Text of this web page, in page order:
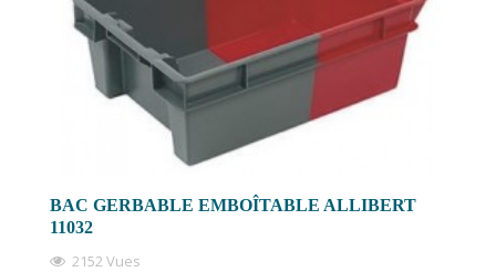
BAC GERBABLE EMBOÎTABLE ALLIBERT
11032
2152 Vues